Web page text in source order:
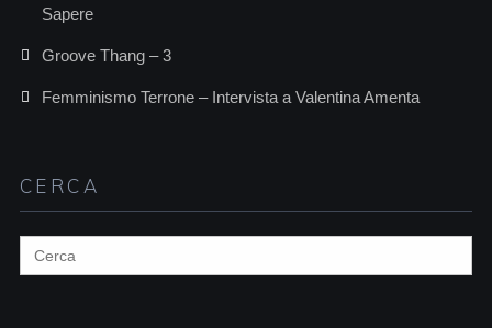
Sapere
Groove Thang – 3
Femminismo Terrone – Intervista a Valentina Amenta
CERCA
Search
for: